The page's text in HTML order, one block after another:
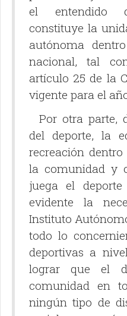
el entendido
constituye la
autónoma
nacional, tal
artículo 25 de la
vigente para el
Por otra parte,
del deporte, la
recreación
la comunidad y
juega el
evidente la
Instituto
todo lo
deportivas a
lograr que el
comunidad en
ningún tipo de